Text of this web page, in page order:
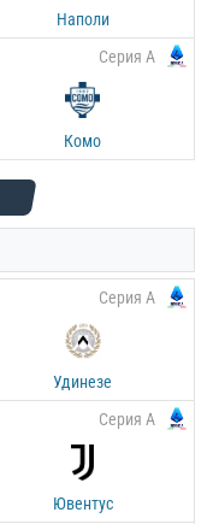
Наполи
Серия А
Комо
Серия А
Удинезе
Серия А
Ювентус